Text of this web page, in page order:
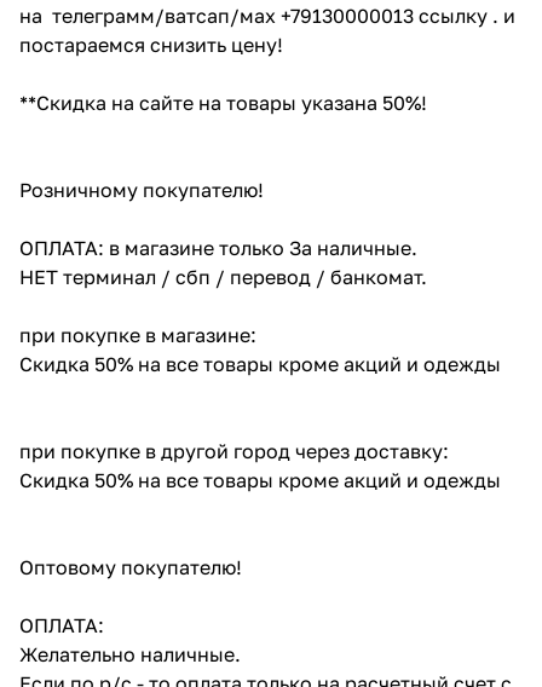
на телеграмм/ватсап/мах +79130000013 ссылку . и
постараемся снизить цену!
**Скидка на сайте на товары указана 50%!
Розничному покупателю!
ОПЛАТА: в магазине только За наличные.
НЕТ терминал / сбп / перевод / банкомат.
при покупке в магазине:
Скидка 50% на все товары кроме акций и одежды
при покупке в другой город через доставку:
Скидка 50% на все товары кроме акций и одежды
Оптовому покупателю!
ОПЛАТА:
Желательно наличные.